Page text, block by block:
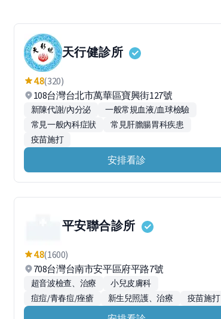
天行健診所
4.8(320)
108台灣台北市萬華區寶興街127號
新陳代謝/內分泌
一般常規血液/血球檢驗
常見一般內科症狀
常見肝膽腸胃科疾患
疫苗施打
安排看診
平安聯合診所
4.8(1600)
708台灣台南市安平區府平路7號
超音波檢查、治療
小兒皮膚科
痘痘/青春痘/痤瘡
新生兒照護、治療 疫苗施打